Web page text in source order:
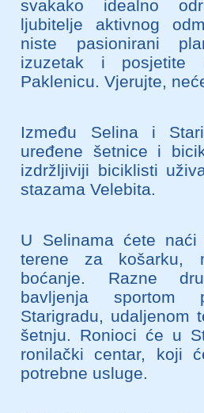
svakako idealno
ljubitelje aktivnog
niste pasionirani
izuzetak i posjetite
Paklenicu. Vjerujte,
Između Selina i
uređene šetnice i
izdržljiviji biciklisti
stazama Velebita.
U Selinama ćete
terene za košarku,
boćanje. Razne
bavljenja
Starigradu, udaljenom
šetnju. Ronioci će u
ronilački centar, koji
potrebne usluge.